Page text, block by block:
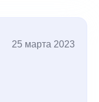
25 марта 2023